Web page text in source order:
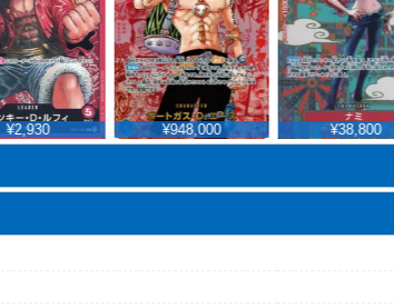
¥2,930 ¥948,000 ¥38,800